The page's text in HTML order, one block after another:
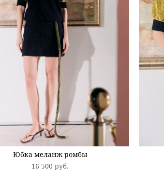
Юбка меланж ромбы
16 500 pуб.